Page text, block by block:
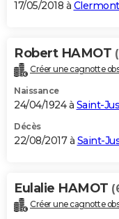
17/05/2018 à Clermont
Robert HAMOT
Créer une cagnotte
Naissance
24/04/1924 à Saint-
Décès
22/08/2017 à Saint-
Eulalie HAMOT
Créer une cagnotte